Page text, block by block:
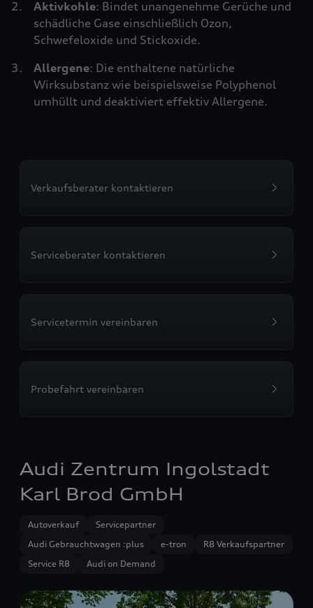
Aktivkohle: Bindet unangenehme Gerüche und
schädliche Gase einschließlich Ozon,
Schwefeloxide und Stickoxide.
Allergene: Die enthaltene natürliche
Wirksubstanz wie beispielsweise Polyphenol
umhüllt und deaktiviert effektiv Allergene.
Verkaufsberater kontaktieren
Serviceberater kontaktieren
Servicetermin vereinbaren
Probefahrt vereinbaren
Audi Zentrum Ingolstadt
Karl Brod GmbH
Autoverkauf
Servicepartner
Audi Gebrauchtwagen :plus
e-tron
R8 Verkaufspartner
Service R8
Audi on Demand